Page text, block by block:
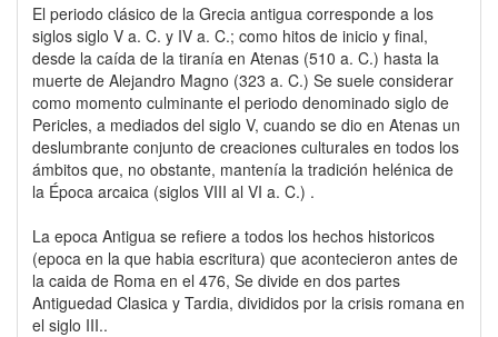
El periodo clásico de la Grecia antigua corresponde a los
siglos siglo V a. C. y IV a. C.; como hitos de inicio y final,
desde la caída de la tiranía en Atenas (510 a. C.) hasta la
muerte de Alejandro Magno (323 a. C.) Se suele considerar
como momento culminante el periodo denominado siglo de
Pericles, a mediados del siglo V, cuando se dio en Atenas un
deslumbrante conjunto de creaciones culturales en todos los
ámbitos que, no obstante, mantenía la tradición helénica de
la Época arcaica (siglos VIII al VI a. C.) .
La epoca Antigua se refiere a todos los hechos historicos
(epoca en la que habia escritura) que acontecieron antes de
la caida de Roma en el 476, Se divide en dos partes
Antiguedad Clasica y Tardia, divididos por la crisis romana en
el siglo III..